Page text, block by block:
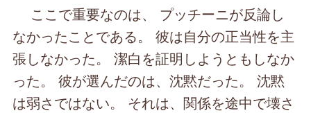
ここで重要なのは、 プッチーニが反論し
なかったことである。 彼は自分の正当性を主
張しなかった。 潔白を証明しようともしなか
った。 彼が選んだのは、沈黙だった。 沈黙
は弱さではない。 それは、関係を途中で壊さ